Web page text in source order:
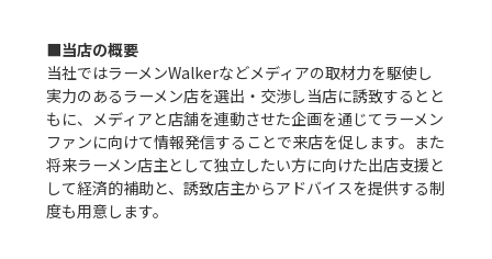
■当店の概要
当社ではラーメンWalkerなどメディアの取材力を駆使し
実力のあるラーメン店を選出・交渉し当店に誘致するとと
もに、メディアと店舗を連動させた企画を通じてラーメン
ファンに向けて情報発信することで来店を促します。また
将来ラーメン店主として独立したい方に向けた出店支援と
して経済的補助と、誘致店主からアドバイスを提供する制